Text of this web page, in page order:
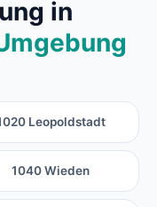
in
Leopoldstadt
1040 Wieden